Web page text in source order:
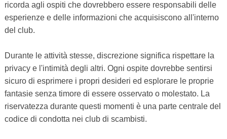
ricorda agli ospiti che dovrebbero essere responsabili delle
esperienze e delle informazioni che acquisiscono all'interno
del club.
Durante le attività stesse, discrezione significa rispettare la
privacy e l'intimità degli altri. Ogni ospite dovrebbe sentirsi
sicuro di esprimere i propri desideri ed esplorare le proprie
fantasie senza timore di essere osservato o molestato. La
riservatezza durante questi momenti è una parte centrale del
codice di condotta nei club di scambisti.